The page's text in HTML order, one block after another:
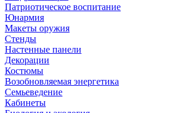
Патриотическое воспитание
Юнармия
Макеты оружия
Стенды
Настенные панели
Декорации
Костюмы
Возобновляемая энергетика
Семьеведение
Кабинеты